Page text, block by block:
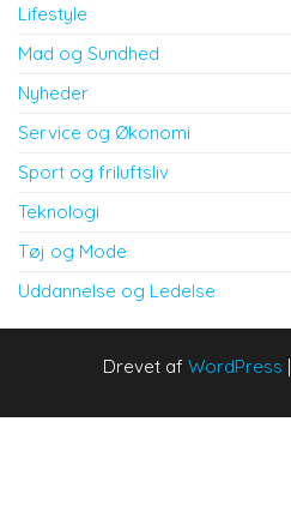
Lifestyle
Mad og Sundhed
Nyheder
Service og Økonomi
Sport og friluftsliv
Teknologi
Tøj og Mode
Uddannelse og Ledelse
Drevet af WordPress |